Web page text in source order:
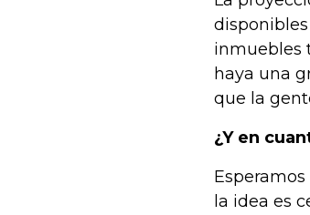
inmuebles
haya una
que la
¿Y en
la idea es